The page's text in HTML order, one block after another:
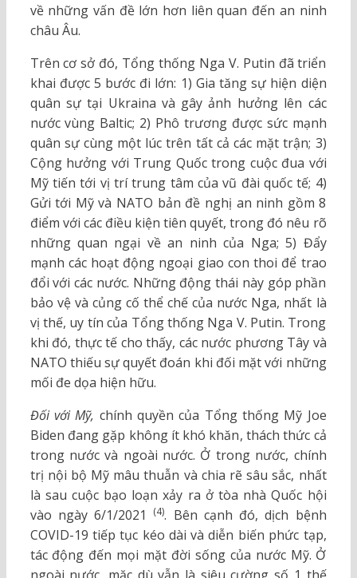
về những vấn đề lớn hơn liên quan đến an ninh
châu Âu.
Trên cơ sở đó, Tổng thống Nga V. Putin đã triển
khai được 5 bước đi lớn: 1) Gia tăng sự hiện diện
quân sự tại Ukraina và gây ảnh hưởng lên các
nước vùng Baltic; 2) Phô trương được sức mạnh
quân sự cùng một lúc trên tất cả các mặt trận; 3)
Cộng hưởng với Trung Quốc trong cuộc đua với
Mỹ tiến tới vị trí trung tâm của vũ đài quốc tế; 4)
Gửi tới Mỹ và NATO bản đề nghị an ninh gồm 8
điểm với các điều kiện tiên quyết, trong đó nêu rõ
những quan ngại về an ninh của Nga; 5) Đẩy
mạnh các hoạt động ngoại giao con thoi để trao
đổi với các nước. Những động thái này góp phần
bảo vệ và củng cố thể chế của nước Nga, nhất là
vị thế, uy tín của Tổng thống Nga V. Putin. Trong
khi đó, thực tế cho thấy, các nước phương Tây và
NATO thiếu sự quyết đoán khi đối mặt với những
mối đe dọa hiện hữu.
Đối với Mỹ, chính quyền của Tổng thống Mỹ Joe
Biden đang gặp không ít khó khăn, thách thức cả
trong nước và ngoài nước. Ở trong nước, chính
trị nội bộ Mỹ mâu thuẫn và chia rẽ sâu sắc, nhất
là sau cuộc bạo loạn xảy ra ở tòa nhà Quốc hội
vào ngày 6/1/2021
(4). Bên cạnh đó, dịch bệnh
COVID-19 tiếp tục kéo dài và diễn biến phức tạp,
tác động đến mọi mặt đời sống của nước Mỹ. Ở